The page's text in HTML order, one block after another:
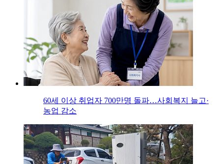
60세 이상 취업자 700만명 돌파…사회복지 늘고·
농업 감소